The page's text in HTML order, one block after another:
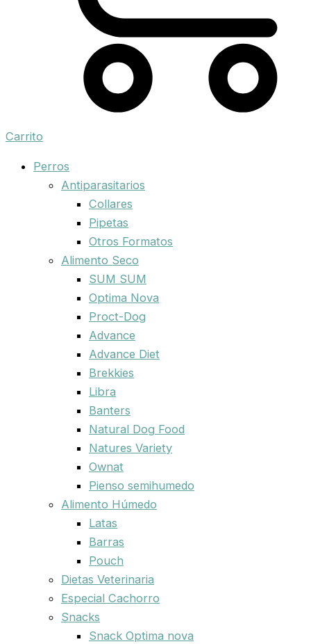
Carrito
Perros
Antiparasitarios
Collares
Pipetas
Otros Formatos
Alimento Seco
SUM SUM
Optima Nova
Proct-Dog
Advance
Advance Diet
Brekkies
Libra
Banters
Natural Dog Food
Natures Variety
Ownat
Pienso semihumedo
Alimento Húmedo
Latas
Barras
Pouch
Dietas Veterinaria
Especial Cachorro
Snacks
Snack Optima nova